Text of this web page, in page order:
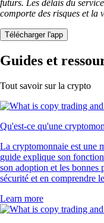
futurs. Les délais du
comporte des risques et la
Télécharger l'app
Guides et
Tout savoir sur la crypto
Qu'est-ce qu'une
La cryptomonnaie est une
guide explique son
son adoption et les bonnes
sécurité et en comprendre
Learn more